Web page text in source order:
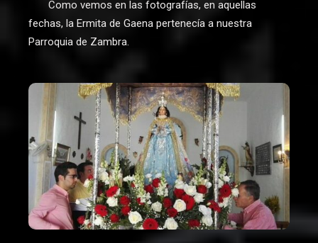
Como vemos en las fotografías, en aquellas
fechas, la Ermita de Gaena pertenecía a nuestra
Parroquia de Zambra.